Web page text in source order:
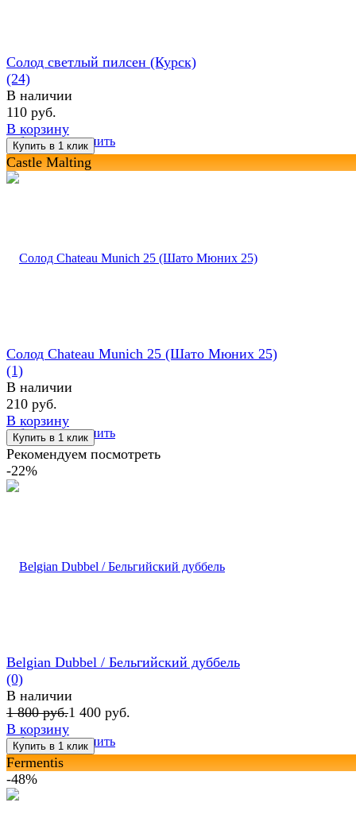
избранное сравнить
Солод светлый пилсен (Курск)
(24)
В наличии
110 руб.
В корзину
Castle Malting
избранное сравнить
Солод Chateau Munich 25 (Шато Мюних 25)
(1)
В наличии
210 руб.
В корзину
Рекомендуем посмотреть
-22%
избранное сравнить
Belgian Dubbel / Бельгийский дуббель
(0)
В наличии
1 800 руб.1 400 руб.
В корзину
Fermentis
-48%